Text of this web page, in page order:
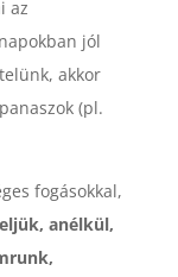
az
jól
akkor
(pl.
fogásokkal,
anélkül,